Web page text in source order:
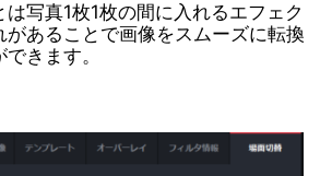
は写真1枚1枚の間に入れるエフェク
があることで画像をスムーズに転換
きます。